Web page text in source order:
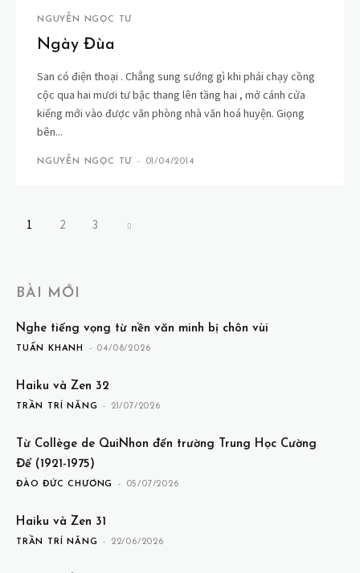
NGUYỄN NGỌC TƯ
Ngày Đùa
San có điện thoại . Chẳng sung sướng gì khi phải chạy cồng
cộc qua hai mươi tư bậc thang lên tầng hai , mở cánh cửa
kiếng mới vào được văn phòng nhà văn hoá huyện. Giọng
bên...
NGUYỄN NGỌC TƯ - 01/04/2014
1 2 3
BÀI MỚI
Nghe tiếng vọng từ nền văn minh bị chôn vùi
TUẤN KHANH - 04/08/2026
Haiku và Zen 32
TRẦN TRÍ NĂNG - 21/07/2026
Từ Collège de QuiNhon đến trường Trung Học Cường
Để (1921-1975)
ĐÀO ĐỨC CHƯƠNG - 05/07/2026
Haiku và Zen 31
TRẦN TRÍ NĂNG - 22/06/2026